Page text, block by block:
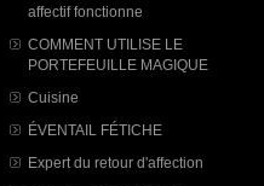
affectif fonctionne
COMMENT UTILISE LE
PORTEFEUILLE MAGIQUE
Cuisine
ÉVENTAIL FÉTICHE
Expert du retour d'affection